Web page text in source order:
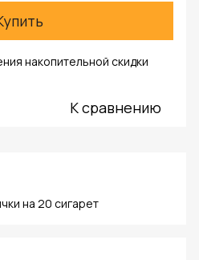
накопительной скидки
К сравнению
на 20 сигарет